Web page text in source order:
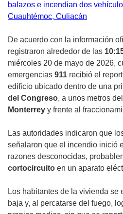
balazos e incendian dos
Cuauhtémoc, Culiacán
De acuerdo con la información
registraron alrededor de las
miércoles 20 de mayo de 2026,
emergencias 911 recibió el
edificio ubicado dentro de una
del Congreso, a unos metros del
Monterrey y frente al
Las autoridades indicaron que
señalaron que el incendio inició
razones desconocidas,
cortocircuito en un aparato
Los habitantes de la vivienda se
baja y, al percatarse del fuego,